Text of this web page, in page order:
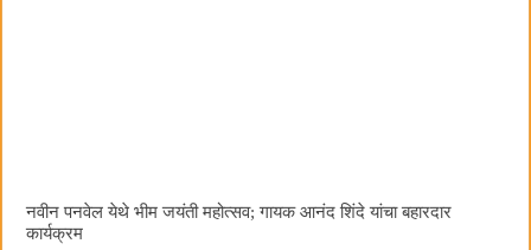
नवीन पनवेल येथे भीम जयंती महोत्सव; गायक आनंद शिंदे यांचा बहारदार
कार्यक्रम